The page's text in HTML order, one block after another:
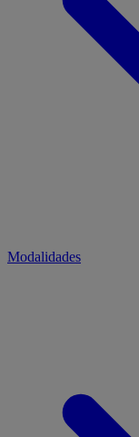
Modalidades